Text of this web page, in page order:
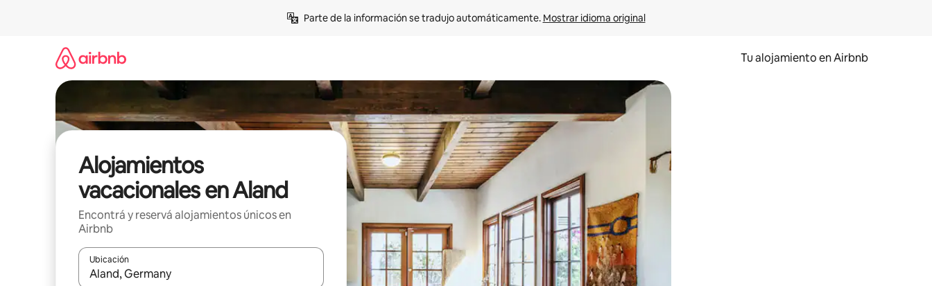
Parte de la información se tradujo automáticamente. Mostrar idioma original
Tu alojamiento en Airbnb
Alojamientos
vacacionales en Aland
Encontrá y reservá alojamientos únicos en
Airbnb
Ubicación
Cuando los resultados estén disponibles, navegá con las teclas de flecha hacia arriba y hacia abajo o explorá deslizando el dedo.